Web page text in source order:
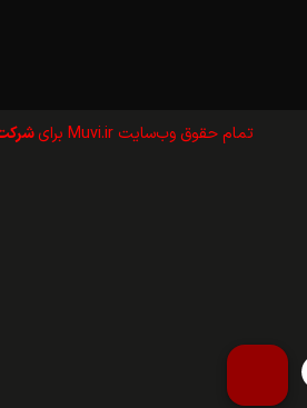
تمام حقوق وب‌سايت Muvi.ir برای